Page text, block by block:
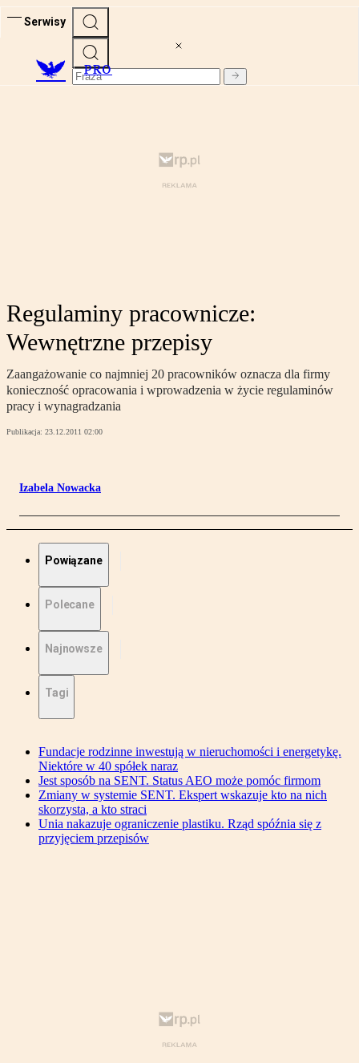
Serwisy
PRO
Regulaminy pracownicze:
Wewnętrzne przepisy
Zaangażowanie co najmniej 20 pracowników oznacza dla firmy
konieczność opracowania i wprowadzenia w życie regulaminów
pracy i wynagradzania
Publikacja: 23.12.2011 02:00
Izabela Nowacka
Powiązane
Polecane
Najnowsze
Tagi
Fundacje rodzinne inwestują w nieruchomości i energetykę.
Niektóre w 40 spółek naraz
Jest sposób na SENT. Status AEO może pomóc firmom
Zmiany w systemie SENT. Ekspert wskazuje kto na nich
skorzysta, a kto straci
Unia nakazuje ograniczenie plastiku. Rząd spóźnia się z
przyjęciem przepisów